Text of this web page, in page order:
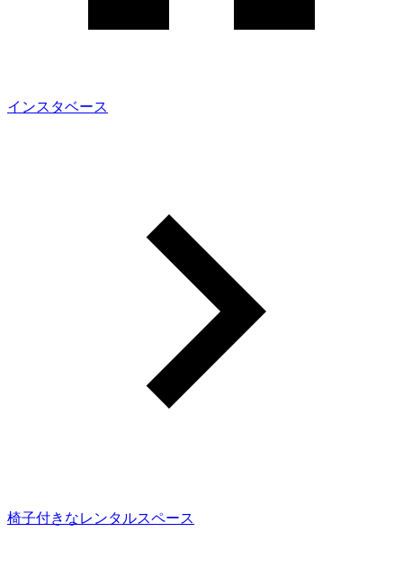
インスタベース
椅子付きなレンタルスペース